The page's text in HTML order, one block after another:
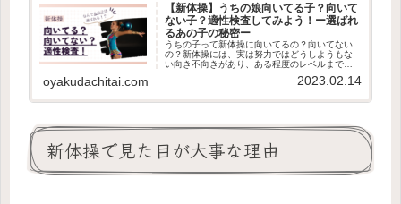
【新体操】うちの娘向いてる子？向いて
ない子？適性検査してみよう！ー選ばれ
るあの子の秘密ー
うちの子って新体操に向いてるの？向いてない
の？新体操には、実は努力ではどうしようもな
い向き不向きがあり、ある程度のレベルまで行
てしまう性質のあるスポーツです。この記事で
対に知っておいた方が良いのに、多くの新体操
oyakudachitai.com 2023.02.14
新体操で見た目が大事な理由